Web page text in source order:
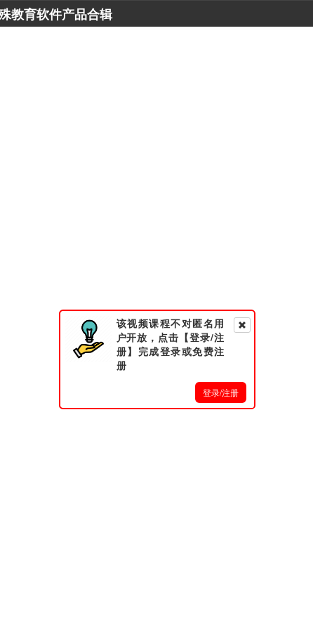
教育软件产品合辑
该视频课程不对匿名用
户开放，点击【登录/注
册】完成登录或免费注
册
登录/注册